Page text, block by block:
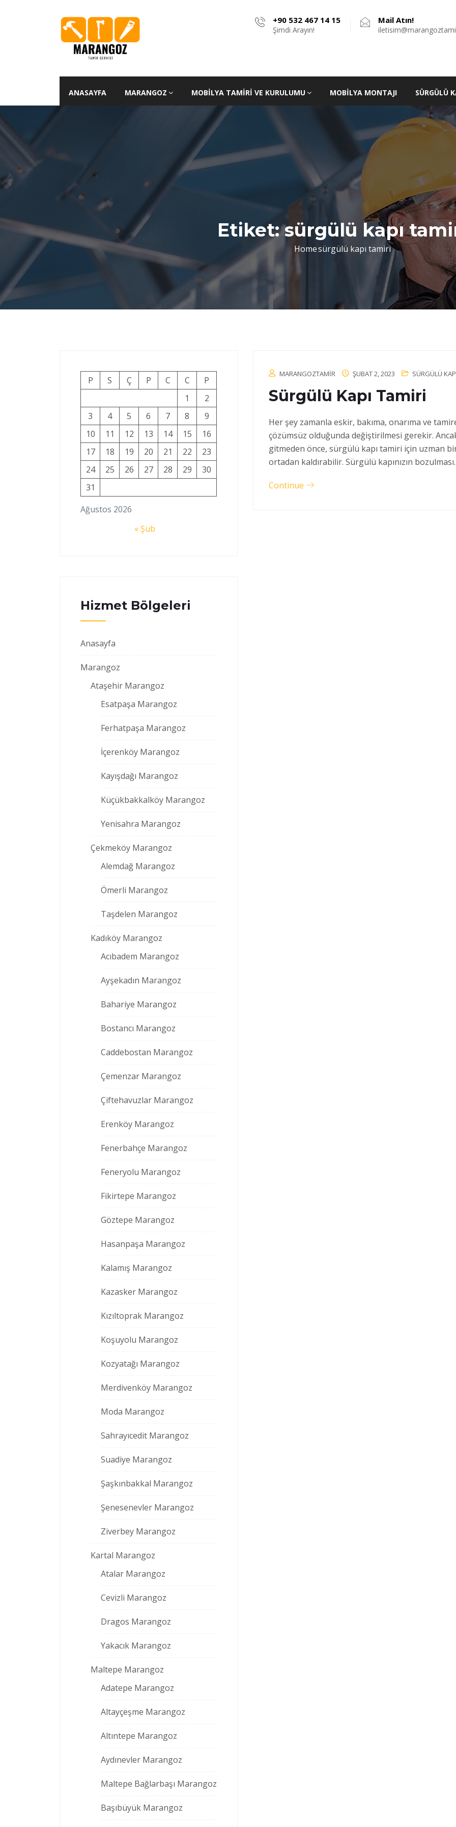
+90 532 467 14 15
Şimdi Arayın!
Mail Atın!
ANASAYFA MARANGOZ MOBILYA TAMIRI VE KURULUMU MOBILYA MONTAJI SÜRGÜLÜ
Etiket:sürgülü kapı
Homesürgülü kapı tamiri
Ağustos 2026
P S Ç P C C
P
1
2
3
4 5 6 7 8
9
10
11 12 13 14 15
16
17
18 19 20 21 22
23
24
25 26 27 28 29
30
31
« Şub
Hizmet Bölgeleri
Anasayfa
Marangoz
Ataşehir Marangoz
Esatpaşa Marangoz
Ferhatpaşa Marangoz
İçerenköy Marangoz
Kayışdağı Marangoz
Küçükbakkalköy Marangoz
Yenisahra Marangoz
Çekmeköy Marangoz
Alemdağ Marangoz
Ömerli Marangoz
Taşdelen Marangoz
Kadıköy Marangoz
Acıbadem Marangoz
Ayşekadın Marangoz
Bahariye Marangoz
Bostancı Marangoz
Caddebostan Marangoz
Çemenzar Marangoz
Çiftehavuzlar Marangoz
Erenköy Marangoz
Fenerbahçe Marangoz
Feneryolu Marangoz
Fikirtepe Marangoz
Göztepe Marangoz
Hasanpaşa Marangoz
Kalamış Marangoz
Kazasker Marangoz
Kızıltoprak Marangoz
Koşuyolu Marangoz
Kozyatağı Marangoz
Merdivenköy Marangoz
Moda Marangoz
Sahrayıcedit Marangoz
Suadiye Marangoz
Şaşkınbakkal Marangoz
Şenesenevler Marangoz
Ziverbey Marangoz
Kartal Marangoz
Atalar Marangoz
Cevizli Marangoz
Dragos Marangoz
Yakacık Marangoz
Maltepe Marangoz
Adatepe Marangoz
Altayçeşme Marangoz
Altıntepe Marangoz
Aydınevler Marangoz
Maltepe Bağlarbaşı Marangoz
Başıbüyük Marangoz
MARANGOZTAMIR ŞUBAT 2, 2023 SÜRGÜLÜ
Sürgülü Kapı Tamiri
Her şey zamanla eskir, bakıma, onarıma ve
çözümsüz olduğunda değiştirilmesi gerekir.
gitmeden önce, sürgülü kapı tamiri için uzman
ortadan kaldırabilir. Sürgülü kapınızın
Continue